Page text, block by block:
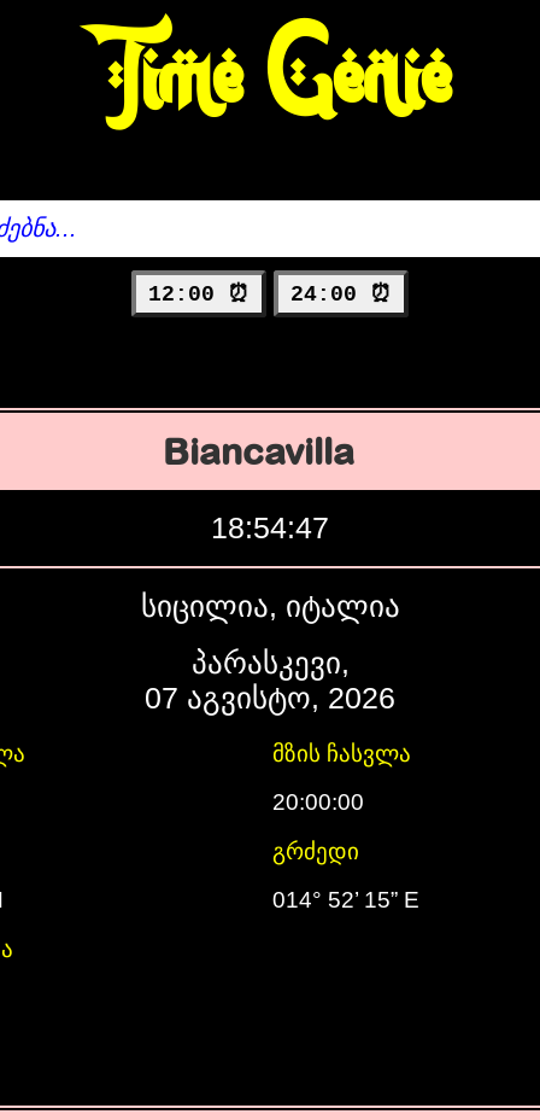
Time Genie
12:00 ⏰ 24:00 ⏰
Biancavilla
18:54:48
სიცილია, იტალია
პარასკევი,
07 აგვისტო, 2026
მზის ჩასვლა
20:00:00
გრძედი
014° 52’ 15” E